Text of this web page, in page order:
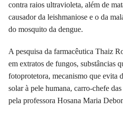
contra raios ultravioleta, além de
causador da leishmaniose e o da
do mosquito da dengue.
A pesquisa da farmacêutica Thaiz
em extratos de fungos, substâncias
fotoprotetora, mecanismo que evita
solar à pele humana, carro-chefe
pela professora Hosana Maria